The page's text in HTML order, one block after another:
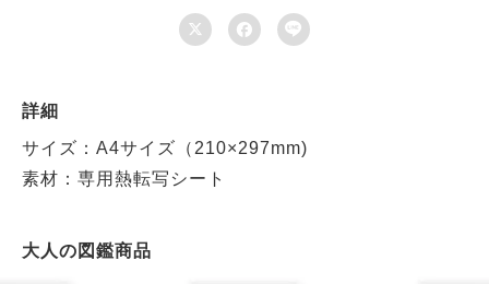
  
詳細
サイズ：A4サイズ（210×297mm)
素材：専用熱転写シート
大人の図鑑商品